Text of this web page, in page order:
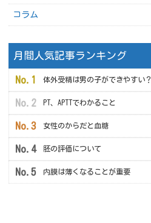
コラム
月間人気記事ランキング
体外受精は男の子ができやすい？
PT、APTTでわかること
女性のからだと血糖
胚の評価について
内膜は薄くなることが重要